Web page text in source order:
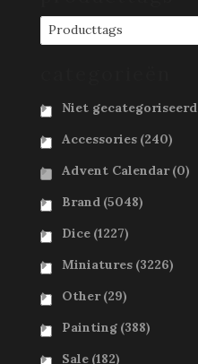
Producttags
Niet gecategoriseerd
Accessories (240)
Advent Calendar (0)
Brand (5048)
Dice (1227)
Miniatures (3226)
Other (29)
Painting (388)
Sale (182)